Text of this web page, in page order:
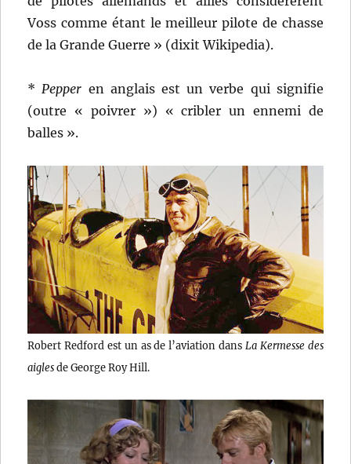
Voss comme étant le meilleur pilote de chasse
de la Grande Guerre » (dixit Wikipedia).
* Pepper en anglais est un verbe qui signifie
(outre « poivrer ») « cribler un ennemi de
balles ».
Robert Redford est un as de l’aviation dans La Kermesse des
aiglesde George Roy Hill.